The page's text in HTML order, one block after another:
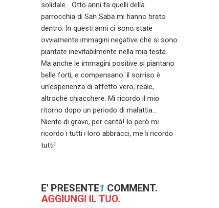
solidale… Otto anni fa quelli della
parrocchia di San Saba mi hanno tirato
dentro. In questi anni ci sono state
ovviamente immagini negative che si sono
piantate inevitabilmente nella mia testa.
Ma anche le immagini positive si piantano
belle forti, e compensano: il sorriso è
un’esperienza di affetto vero, reale,
altroché chiacchere. Mi ricordo il mio
ritorno dopo un periodo di malattia…
Niente di grave, per carità! Io però mi
ricordo i tutti i loro abbracci, me li ricordo
tutti!
E' PRESENTE1 COMMENT.
AGGIUNGI IL TUO.